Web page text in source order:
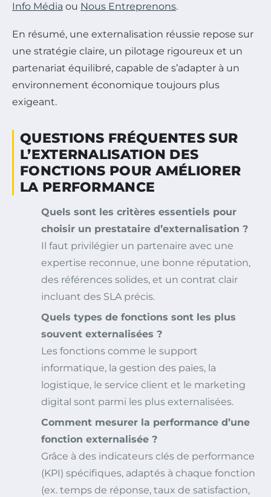
Info Média ou Nous Entreprenons.
En résumé, une externalisation réussie repose sur
une stratégie claire, un pilotage rigoureux et un
partenariat équilibré, capable de s’adapter à un
environnement économique toujours plus
exigeant.
QUESTIONS FRÉQUENTES SUR
L’EXTERNALISATION DES
FONCTIONS POUR AMÉLIORER
LA PERFORMANCE
Quels sont les critères essentiels pour
choisir un prestataire d’externalisation ?
Il faut privilégier un partenaire avec une
expertise reconnue, une bonne réputation,
des références solides, et un contrat clair
incluant des SLA précis.
Quels types de fonctions sont les plus
souvent externalisées ?
Les fonctions comme le support
informatique, la gestion des paies, la
logistique, le service client et le marketing
digital sont parmi les plus externalisées.
Comment mesurer la performance d’une
fonction externalisée ?
Grâce à des indicateurs clés de performance
(KPI) spécifiques, adaptés à chaque fonction
(ex. temps de réponse, taux de satisfaction,